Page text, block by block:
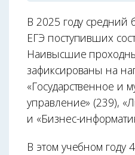
В 2025 году средний
ЕГЭ поступивших
Наивысшие
зафиксированы на
«Государственное и
управление» (239),
и «Бизнес-
В этом учебном году